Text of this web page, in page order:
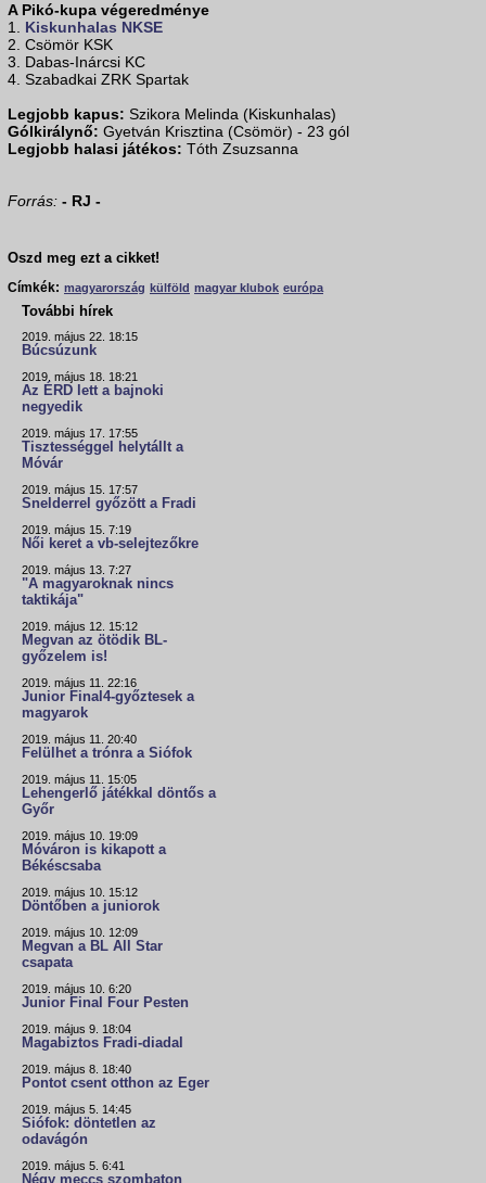
A Pikó-kupa végeredménye
1. Kiskunhalas NKSE
2. Csömör KSK
3. Dabas-Inárcsi KC
4. Szabadkai ZRK Spartak
Legjobb kapus: Szikora Melinda (Kiskunhalas)
Gólkirálynő: Gyetván Krisztina (Csömör) - 23 gól
Legjobb halasi játékos: Tóth Zsuzsanna
Forrás: - RJ -
Oszd meg ezt a cikket!
Címkék: magyarország külföld magyar klubok európa
További hírek
2019. május 22. 18:15
Búcsúzunk
2019. május 18. 18:21
Az ÉRD lett a bajnoki
negyedik
2019. május 17. 17:55
Tisztességgel helytállt a
Móvár
2019. május 15. 17:57
Snelderrel győzött a Fradi
2019. május 15. 7:19
Női keret a vb-selejtezőkre
2019. május 13. 7:27
"A magyaroknak nincs
taktikája"
2019. május 12. 15:12
Megvan az ötödik BL-
győzelem is!
2019. május 11. 22:16
Junior Final4-győztesek a
magyarok
2019. május 11. 20:40
Felülhet a trónra a Siófok
2019. május 11. 15:05
Lehengerlő játékkal döntős a
Győr
2019. május 10. 19:09
Móváron is kikapott a
Békéscsaba
2019. május 10. 15:12
Döntőben a juniorok
2019. május 10. 12:09
Megvan a BL All Star
csapata
2019. május 10. 6:20
Junior Final Four Pesten
2019. május 9. 18:04
Magabiztos Fradi-diadal
2019. május 8. 18:40
Pontot csent otthon az Eger
2019. május 5. 14:45
Siófok: döntetlen az
odavágón
2019. május 5. 6:41